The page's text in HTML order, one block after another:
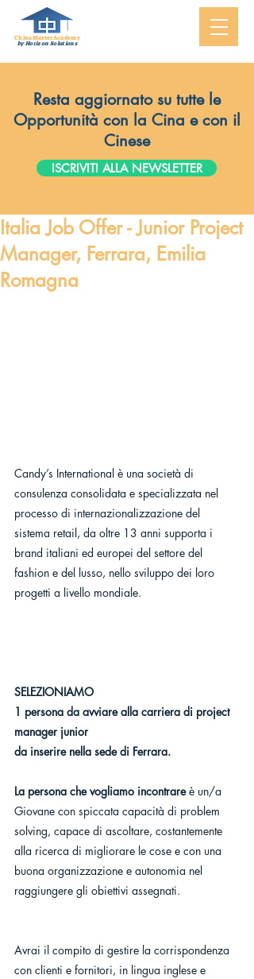
ChinaMasterAcademy
by Horizon Solutions
Resta aggiornato su tutte le
Opportunità con la Cina e con il
Cinese
ISCRIVITI ALLA NEWSLETTER
Italia Job Offer - Junior Project
Manager, Ferrara, Emilia
Romagna
Candy’s International è una società di
consulenza consolidata e specializzata nel
processo di internazionalizzazione del
sistema retail, da oltre 13 anni supporta i
brand italiani ed europei del settore del
fashion e del lusso, nello sviluppo dei loro
progetti a livello mondiale.
SELEZIONIAMO
1 persona da avviare alla carriera di project
manager junior
da inserire nella sede di Ferrara.
La persona che vogliamo incontrare è un/a
Giovane con spiccata capacità di problem
solving, capace di ascoltare, costantemente
alla ricerca di migliorare le cose e con una
buona organizzazione e autonomia nel
raggiungere gli obiettivi assegnati.
Avrai il compito di gestire la corrispondenza
con clienti e fornitori, in lingua inglese e